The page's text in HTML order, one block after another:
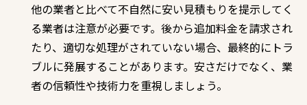
他の業者と比べて不自然に安い見積もりを提示してく
る業者は注意が必要です。後から追加料金を請求され
たり、適切な処理がされていない場合、最終的にトラ
ブルに発展することがあります。安さだけでなく、業
者の信頼性や技術力を重視しましょう。